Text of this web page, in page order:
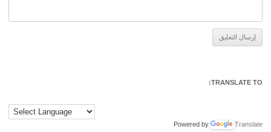
TRANSLATE TO:
Powered by Translate